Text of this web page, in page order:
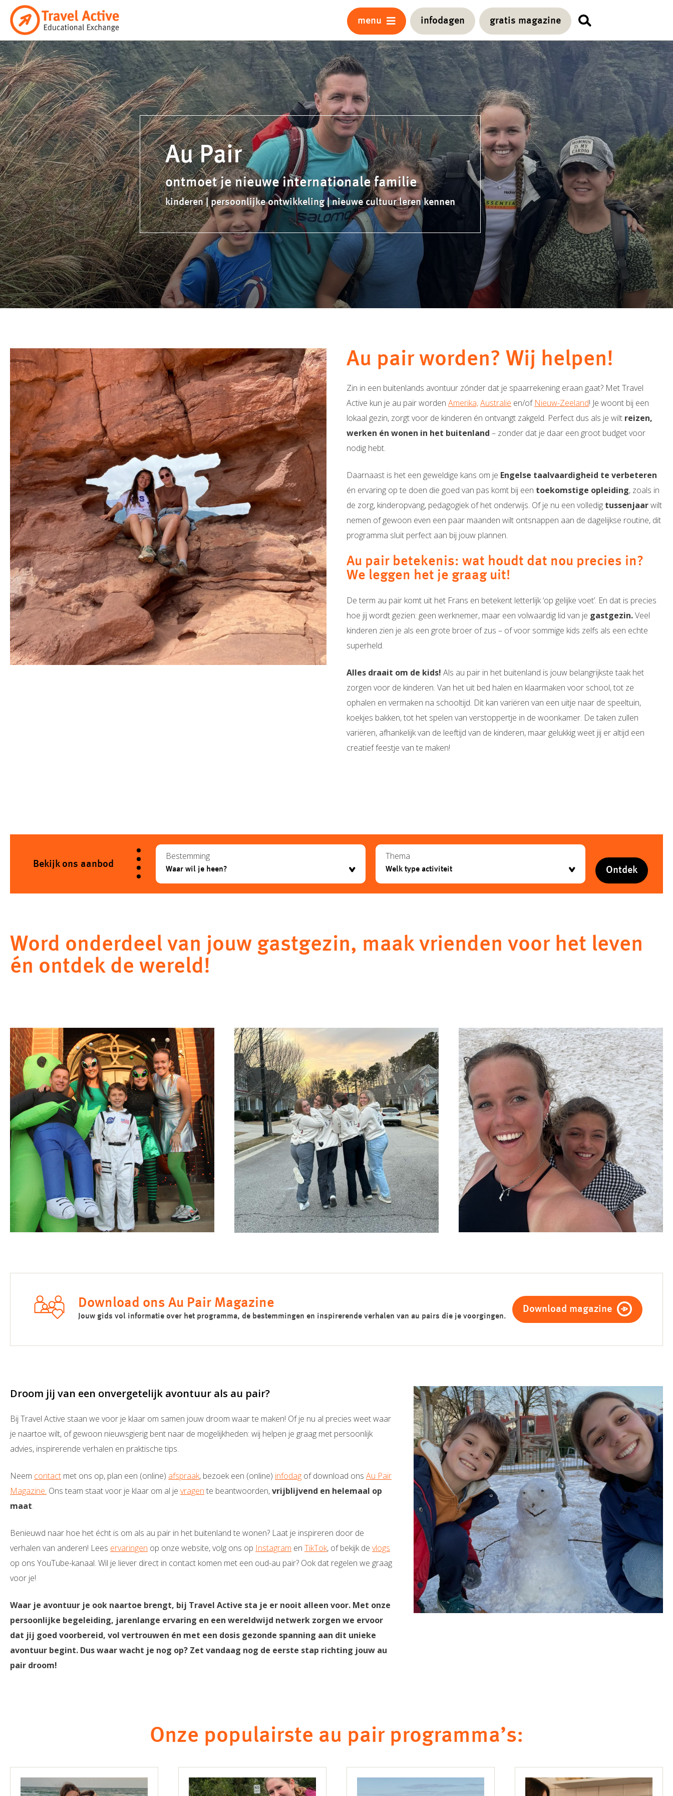
naar
inhoud
menu infodagen gratis magazine
Au Pair
ontmoet je nieuwe internationale familie
kinderen | persoonlijke ontwikkeling | nieuwe cultuur leren kennen
Au pair worden? Wij helpen!
Zin in een buitenlands avontuur zónder dat je spaarrekening eraan gaat? Met Travel
Active kun je au pair worden Amerika,Australië en/of Nieuw-Zeeland! Je woont bij een
lokaal gezin, zorgt voor de kinderen én ontvangt zakgeld. Perfect dus als je wilt reizen,
werken én wonen in het buitenland – zonder dat je daar een groot budget voor
nodig hebt.
Daarnaast is het een geweldige kans om je Engelse taalvaardigheid te verbeteren
én ervaring op te doen die goed van pas komt bij een toekomstige opleiding, zoals in
de zorg, kinderopvang, pedagogiek of het onderwijs. Of je nu een volledig tussenjaarwilt
nemen of gewoon even een paar maanden wilt ontsnappen aan de dagelijkse routine, dit
programma sluit perfect aan bij jouw plannen.
Au pair betekenis: wat houdt dat nou precies in?
We leggen het je graag uit!
De term au pair komt uit het Frans en betekent letterlijk ‘op gelijke voet’. En dat is precies
hoe jij wordt gezien: geen werknemer, maar een volwaardig lid van je gastgezin.Veel
kinderen zien je als een grote broer of zus – of voor sommige kids zelfs als een echte
superheld.
Alles draait om de kids! Als au pair in het buitenland is jouw belangrijkste taak het
zorgen voor de kinderen. Van het uit bed halen en klaarmaken voor school, tot ze
ophalen en vermaken na schooltijd. Dit kan variëren van een uitje naar de speeltuin,
koekjes bakken, tot het spelen van verstoppertje in de woonkamer. De taken zullen
variëren, afhankelijk van de leeftijd van de kinderen, maar gelukkig weet jij er altijd een
creatief feestje van te maken!
Bekijk ons aanbod
Bestemming Thema
Word onderdeel van jouw gastgezin, maak vrienden voor het leven
én ontdek de wereld!
Download ons Au Pair Magazine
Jouw gids vol informatie over het programma, de bestemmingen en inspirerende verhalen van au pairs die je voorgingen.
Download magazine
Droom jij van een onvergetelijk avontuur als au pair?
Bij Travel Active staan we voor je klaar om samen jouw droom waar te maken! Of je nu al precies weet waar
je naartoe wilt, of gewoon nieuwsgierig bent naar de mogelijkheden: wij helpen je graag met persoonlijk
advies, inspirerende verhalen en praktische tips.
Neem contact met ons op, plan een (online) afspraak, bezoek een (online) infodag of download ons Au Pair
Magazine. Ons team staat voor je klaar om al je vragen te beantwoorden,vrijblijvend en helemaal op
maat.
Benieuwd naar hoe het écht is om als au pair in het buitenland te wonen? Laat je inspireren door de
verhalen van anderen! Lees ervaringen op onze website, volg ons op Instagram en TikTok, of bekijk de vlogs
op ons YouTube-kanaal. Wil je liever direct in contact komen met een oud-au pair? Ook dat regelen we graag
voor je!
Waar je avontuur je ook naartoe brengt, bij Travel Active sta je er nooit alleen voor. Met onze
persoonlijke begeleiding, jarenlange ervaring en een wereldwijd netwerk zorgen we ervoor
dat jij goed voorbereid, vol vertrouwen én met een dosis gezonde spanning aan dit unieke
avontuur begint. Dus waar wacht je nog op? Zet vandaag nog de eerste stap richting jouw au
pair droom!
Onze populairste au pair programma’s: